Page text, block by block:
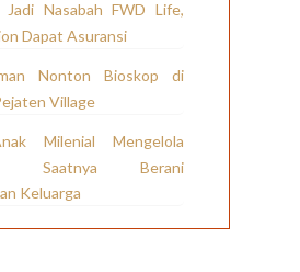
Jadi Nasabah FWD Life,
Dapat Asuransi
Nonton Bioskop di
Village
Milenial Mengelola
Saatnya Berani
Keluarga